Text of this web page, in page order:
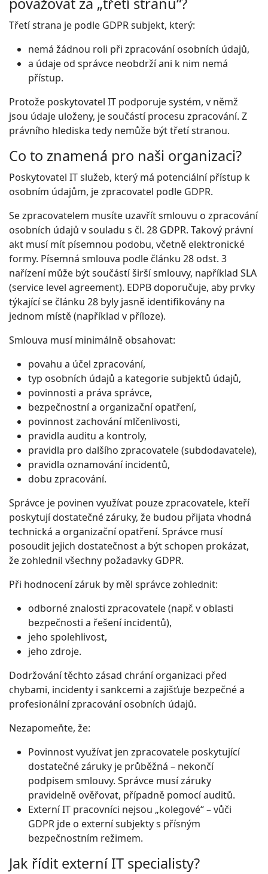
Třetí strana je podle GDPR subjekt, který:
nemá žádnou roli při zpracování osobních údajů,
a údaje od správce neobdrží ani k nim nemá
přístup.
Protože poskytovatel IT podporuje systém, v němž
jsou údaje uloženy, je součástí procesu zpracování. Z
právního hlediska tedy nemůže být třetí stranou.
Co to znamená pro naši organizaci?
Poskytovatel IT služeb, který má potenciální přístup k
osobním údajům, je zpracovatel podle GDPR.
Se zpracovatelem musíte uzavřít smlouvu o zpracování
osobních údajů v souladu s čl. 28 GDPR. Takový právní
akt musí mít písemnou podobu, včetně elektronické
formy. Písemná smlouva podle článku 28 odst. 3
nařízení může být součástí širší smlouvy, například SLA
(service level agreement). EDPB doporučuje, aby prvky
týkající se článku 28 byly jasně identifikovány na
jednom místě (například v příloze).
Smlouva musí minimálně obsahovat:
povahu a účel zpracování,
typ osobních údajů a kategorie subjektů údajů,
povinnosti a práva správce,
bezpečnostní a organizační opatření,
povinnost zachování mlčenlivosti,
pravidla auditu a kontroly,
pravidla pro dalšího zpracovatele (subdodavatele),
pravidla oznamování incidentů,
dobu zpracování.
Správce je povinen využívat pouze zpracovatele, kteří
poskytují dostatečné záruky, že budou přijata vhodná
technická a organizační opatření. Správce musí
posoudit jejich dostatečnost a být schopen prokázat,
že zohlednil všechny požadavky GDPR.
Při hodnocení záruk by měl správce zohlednit:
odborné znalosti zpracovatele (např. v oblasti
bezpečnosti a řešení incidentů),
jeho spolehlivost,
jeho zdroje.
Dodržování těchto zásad chrání organizaci před
chybami, incidenty i sankcemi a zajišťuje bezpečné a
profesionální zpracování osobních údajů.
Nezapomeňte, že:
Povinnost využívat jen zpracovatele poskytující
dostatečné záruky je průběžná – nekončí
podpisem smlouvy. Správce musí záruky
pravidelně ověřovat, případně pomocí auditů.
Externí IT pracovníci nejsou „kolegové“ – vůči
GDPR jde o externí subjekty s přísným
bezpečnostním režimem.
Jak řídit externí IT specialisty?